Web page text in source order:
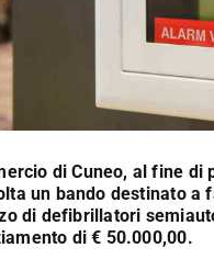
di Cuneo, al fine
un bando destinato a
di defibrillatori
di € 50.000,00.